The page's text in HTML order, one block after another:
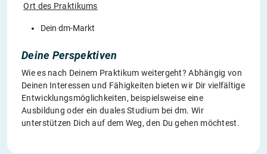
Ort des Praktikums
Dein dm-Markt
Deine Perspektiven
Wie es nach Deinem Praktikum weitergeht? Abhängig von
Deinen Interessen und Fähigkeiten bieten wir Dir vielfältige
Entwicklungsmöglichkeiten, beispielsweise eine
Ausbildung oder ein duales Studium bei dm. Wir
unterstützen Dich auf dem Weg, den Du gehen möchtest.